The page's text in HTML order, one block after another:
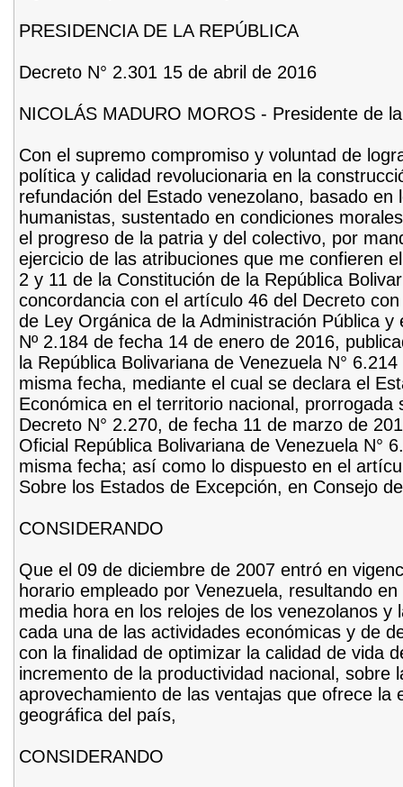
PRESIDENCIA DE LA REPÚBLICA
Decreto N° 2.301 15 de abril de 2016
NICOLÁS MADURO MOROS - Presidente de
Con el supremo compromiso y voluntad de
política y calidad revolucionaria en la
refundación del Estado venezolano, basado en
humanistas, sustentado en condiciones
el progreso de la patria y del colectivo, por
ejercicio de las atribuciones que me confieren
2 y 11 de la Constitución de la República
concordancia con el artículo 46 del Decreto
de Ley Orgánica de la Administración Pública y
Nº 2.184 de fecha 14 de enero de 2016,
la República Bolivariana de Venezuela N°
misma fecha, mediante el cual se declara el
Económica en el territorio nacional, prorrogada
Decreto N° 2.270, de fecha 11 de marzo de
Oficial República Bolivariana de Venezuela N°
misma fecha; así como lo dispuesto en el
Sobre los Estados de Excepción, en Consejo
CONSIDERANDO
Que el 09 de diciembre de 2007 entró en
horario empleado por Venezuela, resultando
media hora en los relojes de los venezolanos y
cada una de las actividades económicas y de
con la finalidad de optimizar la calidad de vida
incremento de la productividad nacional, sobre
aprovechamiento de las ventajas que ofrece la
geográfica del país,
CONSIDERANDO